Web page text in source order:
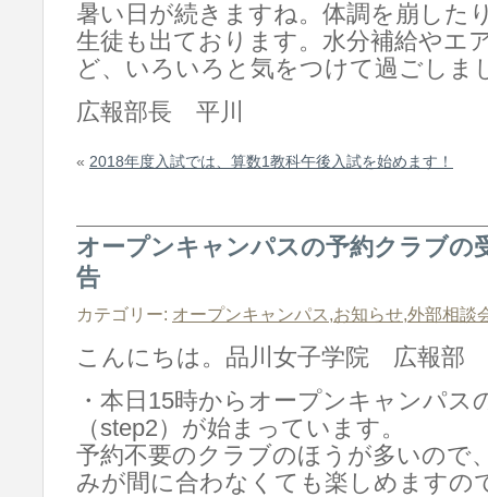
暑い日が続きますね。体調を崩した
生徒も出ております。水分補給やエ
ど、いろいろと気をつけて過ごしま
広報部長 平川
« 2018年度入試では、算数1教科午後入試を始めます！
オープンキャンパスの予約クラブの
告
カテゴリー: オープンキャンパス ,お知らせ,外部相談
こんにちは。品川女子学院 広報部
・本日15時からオープンキャンパス
（step2）が始まっています。
予約不要のクラブのほうが多いので
みが間に合わなくても楽しめますの